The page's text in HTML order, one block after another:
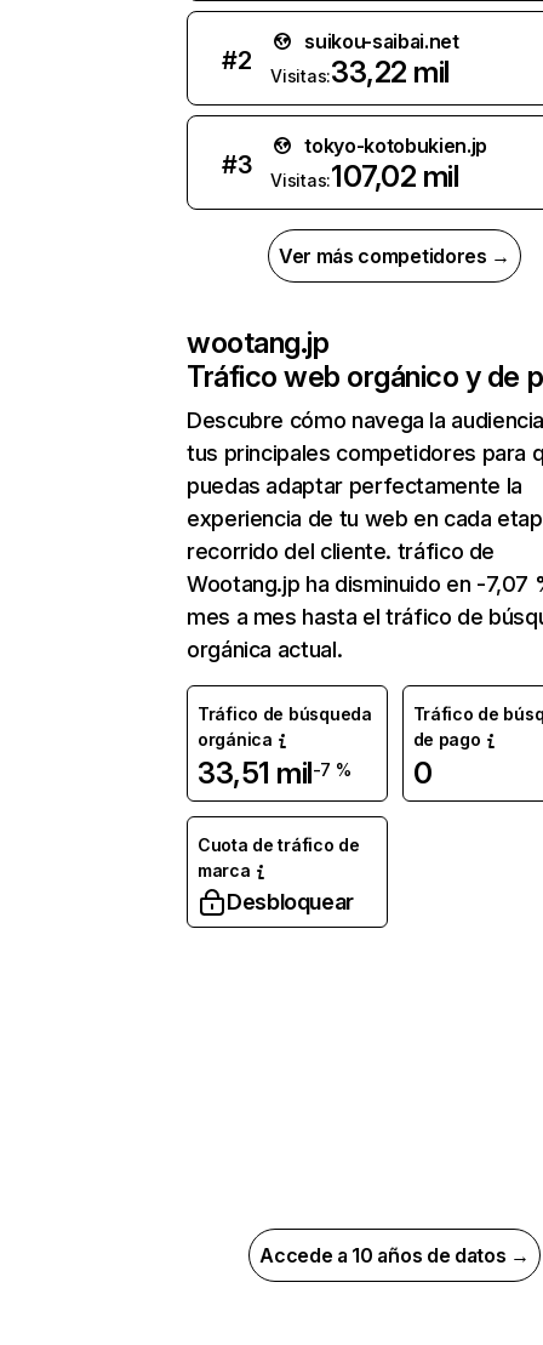
#2
suikou-saibai.net
Visitas:33,22 mil
#3
tokyo-kotobukien.jp
Visitas:107,02 mil
Ver más competidores →
wootang.jp
Tráfico web orgánico y de
Descubre cómo navega la
tus principales competidores para
puedas adaptar perfectamente la
experiencia de tu web en cada
recorrido del cliente. tráfico de
Wootang.jp ha disminuido en -7,07
mes a mes hasta el tráfico de
orgánica actual.
Tráfico de búsqueda
orgánica
33,51 mil-7 %
Tráfico de
de pago
0
Cuota de tráfico de
marca
Desbloquear
Accede a 10 años de datos →